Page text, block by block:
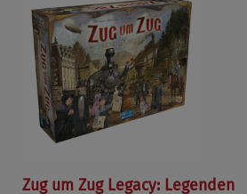
Zug um Zug Legacy: Legenden